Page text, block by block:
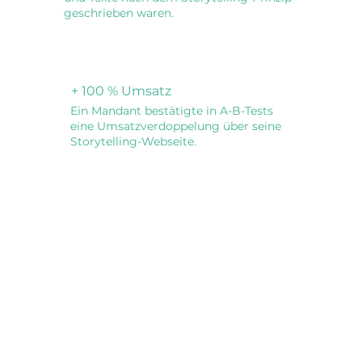
+ 100 % Umsatz
Ein Mandant bestätigte in A-B-Tests
eine Umsatzverdoppelung über seine
Storytelling-Webseite.
geschrieben waren.